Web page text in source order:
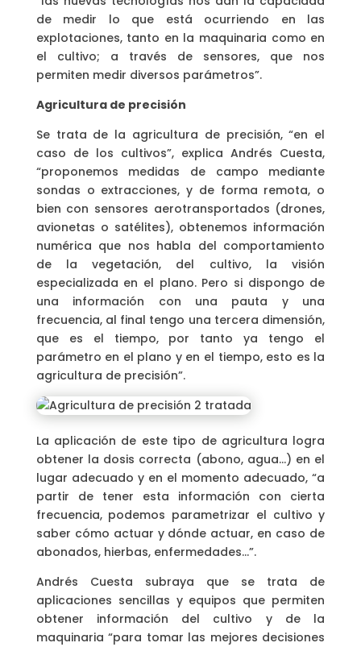
de medir lo que está ocurriendo en las
explotaciones, tanto en la maquinaria como en
el cultivo; a través de sensores, que nos
permiten medir diversos parámetros”.
Agricultura de precisión
Se trata de la agricultura de precisión, “en el
caso de los cultivos”, explica Andrés Cuesta,
“proponemos medidas de campo mediante
sondas o extracciones, y de forma remota, o
bien con sensores aerotransportados (drones,
avionetas o satélites), obtenemos información
numérica que nos habla del comportamiento
de la vegetación, del cultivo, la visión
especializada en el plano. Pero si dispongo de
una información con una pauta y una
frecuencia, al final tengo una tercera dimensión,
que es el tiempo, por tanto ya tengo el
parámetro en el plano y en el tiempo, esto es la
agricultura de precisión”.
La aplicación de este tipo de agricultura logra
obtener la dosis correcta (abono, agua…) en el
lugar adecuado y en el momento adecuado, “a
partir de tener esta información con cierta
frecuencia, podemos parametrizar el cultivo y
saber cómo actuar y dónde actuar, en caso de
abonados, hierbas, enfermedades…”.
Andrés Cuesta subraya que se trata de
aplicaciones sencillas y equipos que permiten
obtener información del cultivo y de la
maquinaria “para tomar las mejores decisiones